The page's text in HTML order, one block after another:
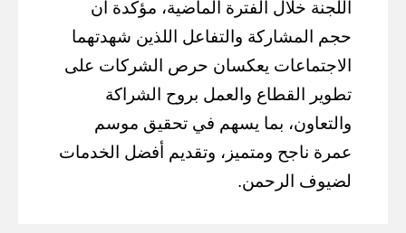
اللجنة خلال الفترة الماضية، مؤكدة أن
حجم المشاركة والتفاعل اللذين شهدتهما
الاجتماعات يعكسان حرص الشركات على
تطوير القطاع والعمل بروح الشراكة
والتعاون، بما يسهم في تحقيق موسم
عمرة ناجح ومتميز، وتقديم أفضل الخدمات
لضيوف الرحمن.